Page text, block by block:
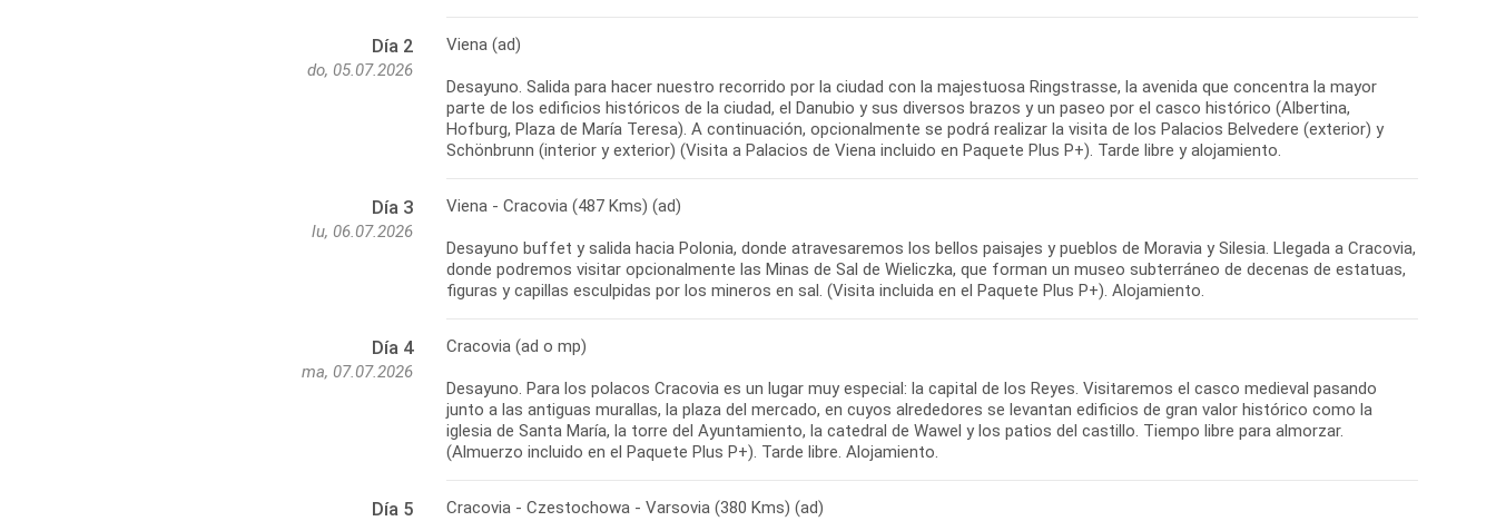
Día 2
do, 05.07.2026
Viena (ad)
Desayuno. Salida para hacer nuestro recorrido por la ciudad con la majestuosa Ringstrasse, la avenida que concentra la mayor
parte de los edificios históricos de la ciudad, el Danubio y sus diversos brazos y un paseo por el casco histórico (Albertina,
Hofburg, Plaza de María Teresa). A continuación, opcionalmente se podrá realizar la visita de los Palacios Belvedere (exterior) y
Schönbrunn (interior y exterior) (Visita a Palacios de Viena incluido en Paquete Plus P+). Tarde libre y alojamiento.
Día 3
lu, 06.07.2026
Viena - Cracovia (487 Kms) (ad)
Desayuno buffet y salida hacia Polonia, donde atravesaremos los bellos paisajes y pueblos de Moravia y Silesia. Llegada a Cracovia,
donde podremos visitar opcionalmente las Minas de Sal de Wieliczka, que forman un museo subterráneo de decenas de estatuas,
figuras y capillas esculpidas por los mineros en sal. (Visita incluida en el Paquete Plus P+). Alojamiento.
Día 4
ma, 07.07.2026
Cracovia (ad o mp)
Desayuno. Para los polacos Cracovia es un lugar muy especial: la capital de los Reyes. Visitaremos el casco medieval pasando
junto a las antiguas murallas, la plaza del mercado, en cuyos alrededores se levantan edificios de gran valor histórico como la
iglesia de Santa María, la torre del Ayuntamiento, la catedral de Wawel y los patios del castillo. Tiempo libre para almorzar.
(Almuerzo incluido en el Paquete Plus P+). Tarde libre. Alojamiento.
Día 5 Cracovia - Czestochowa - Varsovia (380 Kms) (ad)